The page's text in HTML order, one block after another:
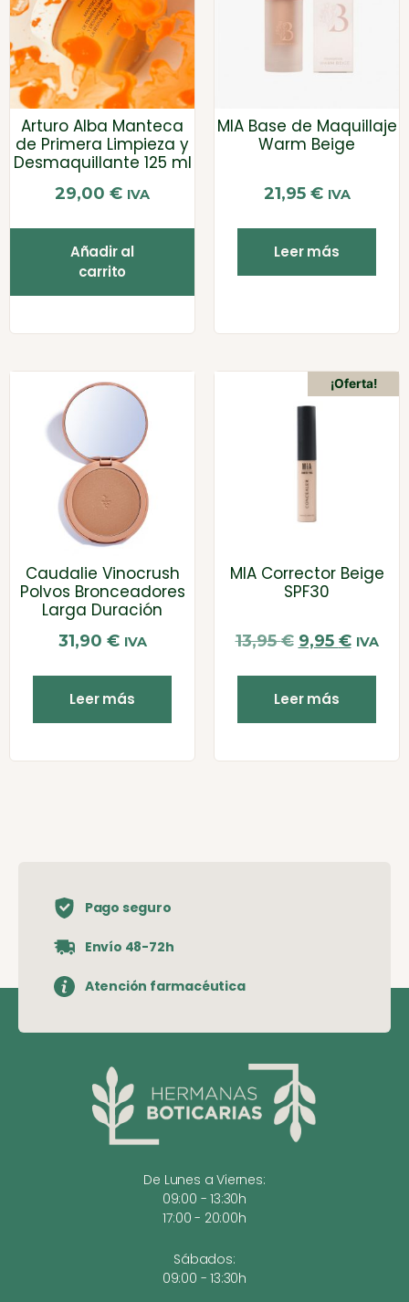
Arturo Alba Manteca
de Primera Limpieza y
Desmaquillante 125 ml
29,00 € IVA
Añadir al
carrito
MIA Base de Maquillaje
Warm Beige
21,95 € IVA
Leer más
Caudalie Vinocrush
Polvos Bronceadores
Larga Duración
31,90 € IVA
Leer más
¡Oferta!
MIA Corrector Beige
SPF30
13,95€ 9,95 € IVA
Leer más
Pago seguro
Envío 48-72h
Atención farmacéutica
De Lunes a Viernes:
09:00 - 13:30h
17:00 - 20:00h
Sábados:
09:00 - 13:30h